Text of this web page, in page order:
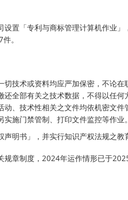
置「专利与商标管理计算机作业
。
技术或资料均应严加保密，不论
全部有关之技术数据，不得以任何
、技术性相关之文件均依机密文
施门禁管制、打印文件监控等作业。
明书」，并实行知识产权法规之教
章制度，2024年运作情形已于